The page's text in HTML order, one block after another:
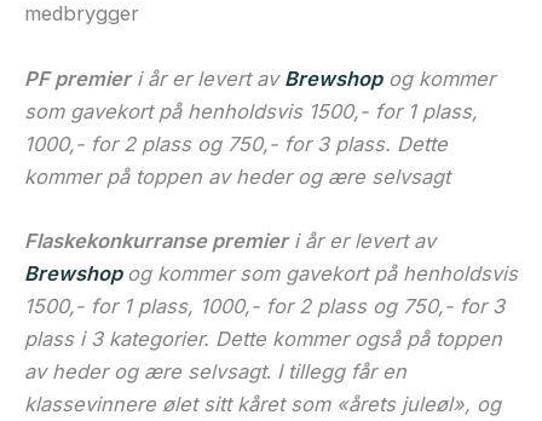
medbrygger
PF premieri år er levert av Brewshopog kommer
som gavekort på henholdsvis 1500,- for 1 plass,
1000,- for 2 plass og 750,- for 3 plass. Dette
kommer på toppen av heder og ære selvsagt
Flaskekonkurranse premieri år er levert av
Brewshop og kommer som gavekort på henholdsvis
1500,- for 1 plass, 1000,- for 2 plass og 750,- for 3
plass i 3 kategorier. Dette kommer også på toppen
av heder og ære selvsagt. I tillegg får en
klassevinnere ølet sitt kåret som «årets juleøl», og